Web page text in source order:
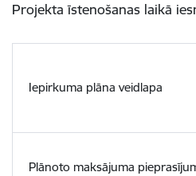
Projekta īstenošanas laikā
Iepirkuma plāna veidlapa
Plānoto maksājuma